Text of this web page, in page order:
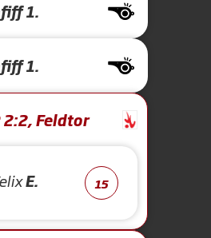
1.
1.
2:2, Feldtor
E. 15